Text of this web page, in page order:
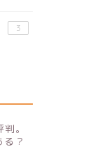
3
。
？